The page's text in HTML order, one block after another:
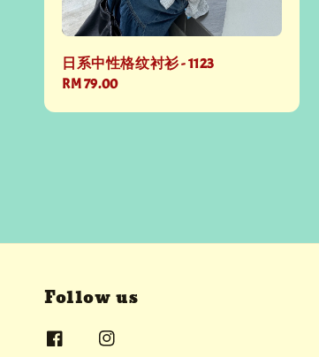
日系中性格纹衬衫 - 1123
Regular
RM 79.00
Follow us